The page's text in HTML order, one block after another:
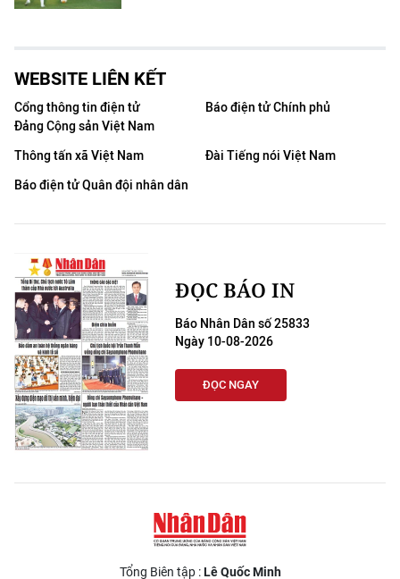
WEBSITE LIÊN KẾT
Cổng thông tin điện tử
Đảng Cộng sản Việt Nam
Báo điện tử Chính phủ
Thông tấn xã Việt Nam
Đài Tiếng nói Việt Nam
Báo điện tử Quân đội nhân dân
ĐỌC BÁO IN
Báo Nhân Dân số 25833
Ngày 10-08-2026
ĐỌC NGAY
Tổng Biên tập :Lê Quốc Minh